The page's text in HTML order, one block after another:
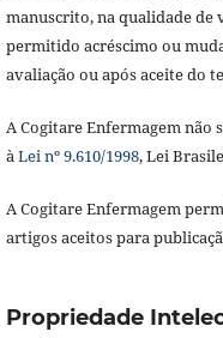
manuscrito, na qualidade de
permitido acréscimo ou
avaliação ou após aceite do
A Cogitare Enfermagem não
àLei nº 9.610/1998, Lei
A Cogitare Enfermagem
artigos aceitos para
Propriedade